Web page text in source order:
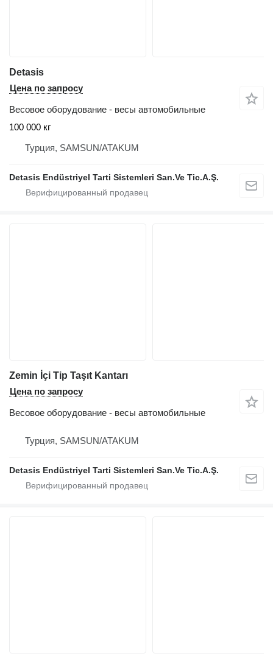
Detasis
Цена по запросу
Весовое оборудование - весы автомобильные
100 000 кг
Турция, SAMSUN/ATAKUM
Detasis Endüstriyel Tarti Sistemleri San.Ve Tic.A.Ş.
Zemin İçi Tip Taşıt Kantarı
Цена по запросу
Весовое оборудование - весы автомобильные
Турция, SAMSUN/ATAKUM
Detasis Endüstriyel Tarti Sistemleri San.Ve Tic.A.Ş.